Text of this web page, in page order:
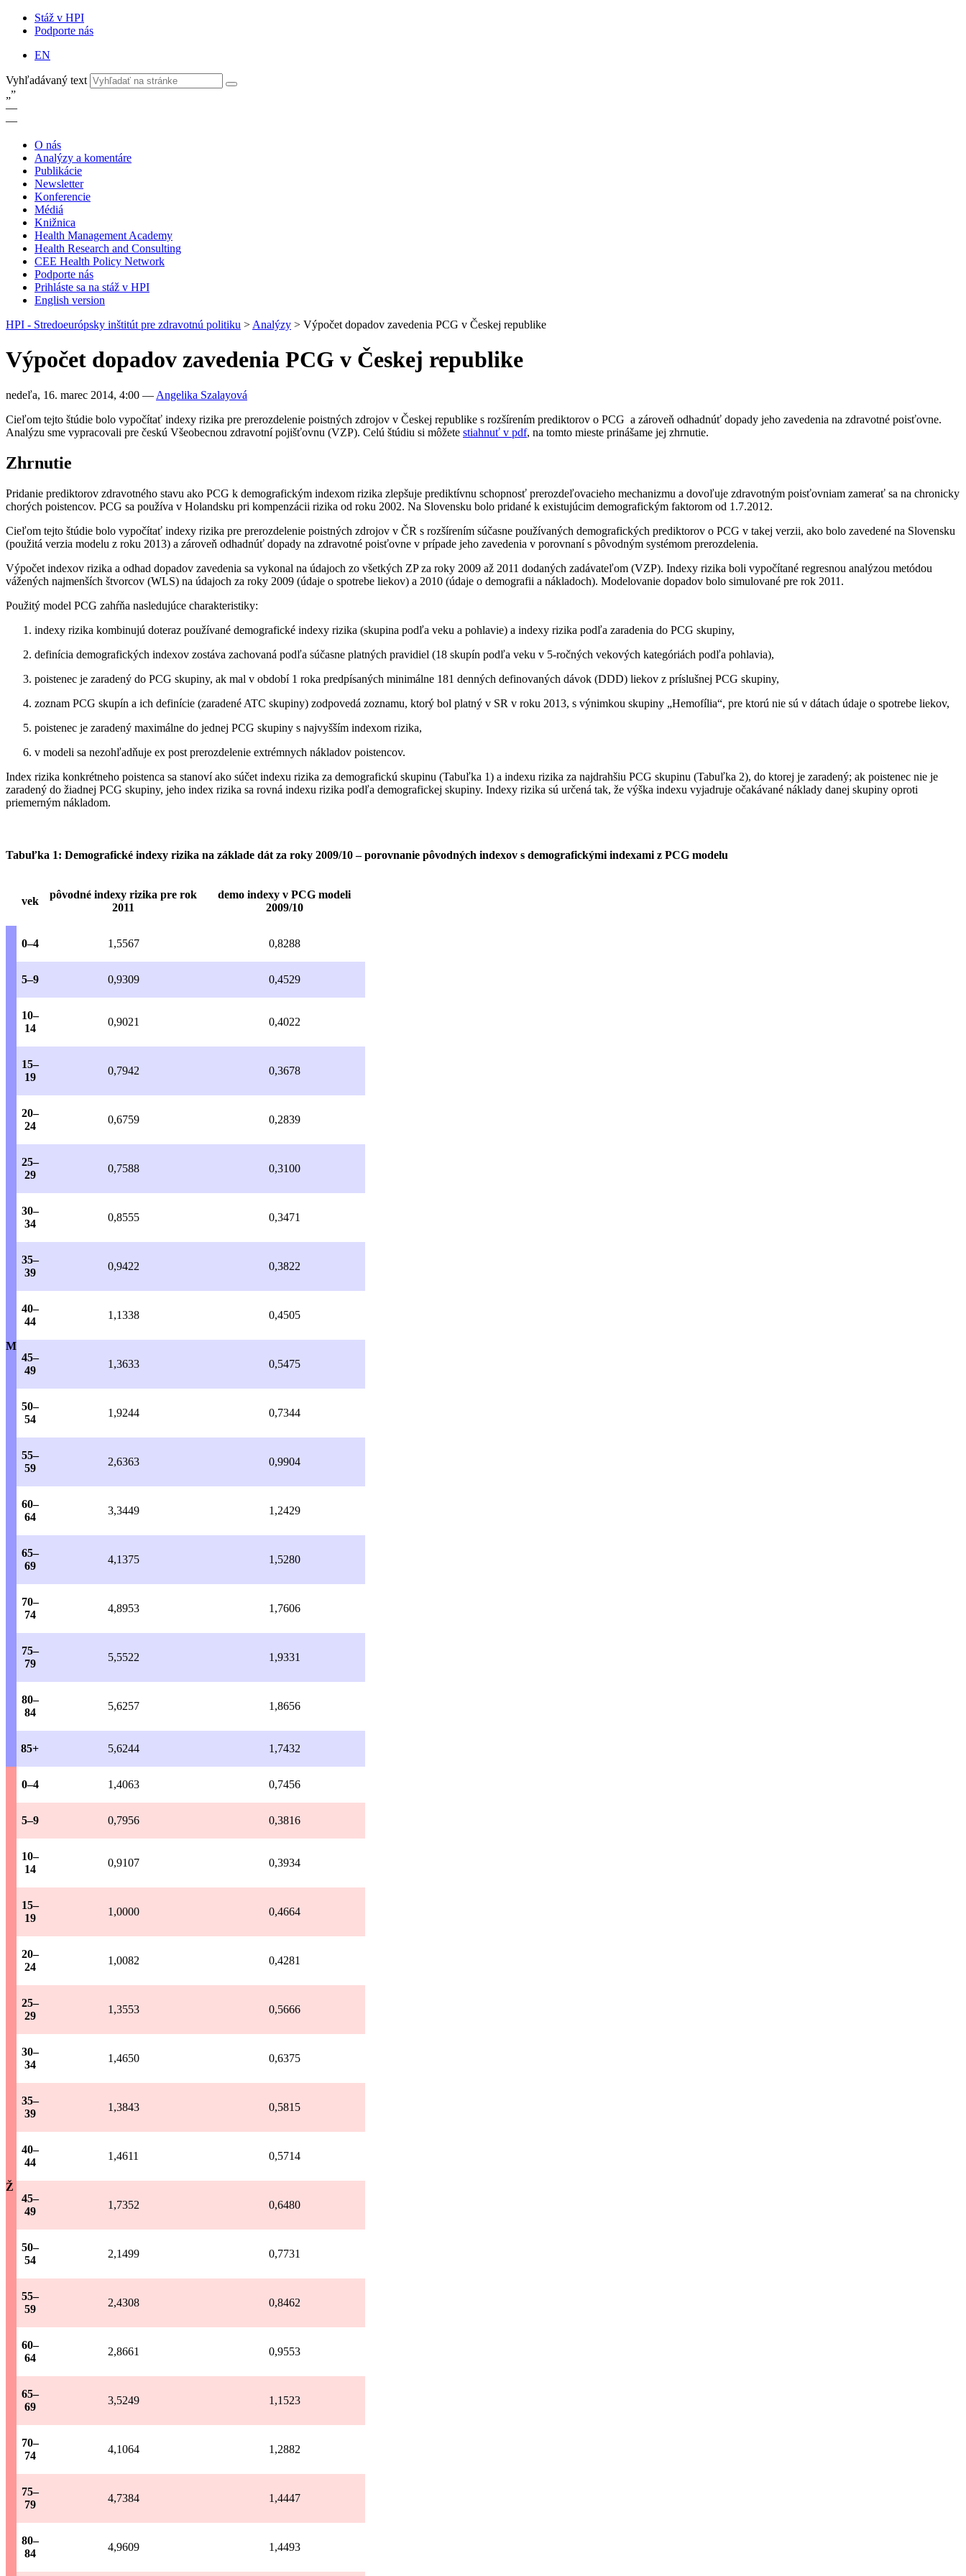
Stáž v HPI
Podporte nás
EN
Vyhľadávaný text
„”
—
—
O nás
Analýzy a komentáre
Publikácie
Newsletter
Konferencie
Médiá
Knižnica
Health Management Academy
Health Research and Consulting
CEE Health Policy Network
Podporte nás
Prihláste sa na stáž v HPI
English version
HPI - Stredoeurópsky inštitút pre zdravotnú politiku > Analýzy > Výpočet dopadov zavedenia PCG v Českej republike
Výpočet dopadov zavedenia PCG v Českej republike
nedeľa, 16. marec 2014, 4:00 — Angelika Szalayová
Cieľom tejto štúdie bolo vypočítať indexy rizika pre prerozdelenie poistných zdrojov v Českej republike s rozšírením prediktorov o PCG a zároveň odhadnúť dopady jeho zavedenia na zdravotné poisťovne.
Analýzu sme vypracovali pre českú Všeobecnou zdravotní pojišťovnu (VZP). Celú štúdiu si môžete stiahnuť v pdf, na tomto mieste prinášame jej zhrnutie.
Zhrnutie
Pridanie prediktorov zdravotného stavu ako PCG k demografickým indexom rizika zlepšuje prediktívnu schopnosť prerozdeľovacieho mechanizmu a dovoľuje zdravotným poisťovniam zamerať sa na chronicky
chorých poistencov. PCG sa používa v Holandsku pri kompenzácii rizika od roku 2002. Na Slovensku bolo pridané k existujúcim demografickým faktorom od 1.7.2012.
Cieľom tejto štúdie bolo vypočítať indexy rizika pre prerozdelenie poistných zdrojov v ČR s rozšírením súčasne používaných demografických prediktorov o PCG v takej verzii, ako bolo zavedené na Slovensku
(použitá verzia modelu z roku 2013) a zároveň odhadnúť dopady na zdravotné poisťovne v prípade jeho zavedenia v porovnaní s pôvodným systémom prerozdelenia.
Výpočet indexov rizika a odhad dopadov zavedenia sa vykonal na údajoch zo všetkých ZP za roky 2009 až 2011 dodaných zadávateľom (VZP). Indexy rizika boli vypočítané regresnou analýzou metódou
vážených najmenších štvorcov (WLS) na údajoch za roky 2009 (údaje o spotrebe liekov) a 2010 (údaje o demografii a nákladoch). Modelovanie dopadov bolo simulované pre rok 2011.
Použitý model PCG zahŕňa nasledujúce charakteristiky:
indexy rizika kombinujú doteraz používané demografické indexy rizika (skupina podľa veku a pohlavie) a indexy rizika podľa zaradenia do PCG skupiny,
definícia demografických indexov zostáva zachovaná podľa súčasne platných pravidiel (18 skupín podľa veku v 5-ročných vekových kategóriách podľa pohlavia),
poistenec je zaradený do PCG skupiny, ak mal v období 1 roka predpísaných minimálne 181 denných definovaných dávok (DDD) liekov z príslušnej PCG skupiny,
zoznam PCG skupín a ich definície (zaradené ATC skupiny) zodpovedá zoznamu, ktorý bol platný v SR v roku 2013, s výnimkou skupiny „Hemofília“, pre ktorú nie sú v dátach údaje o spotrebe liekov,
poistenec je zaradený maximálne do jednej PCG skupiny s najvyšším indexom rizika,
v modeli sa nezohľadňuje ex post prerozdelenie extrémnych nákladov poistencov.
Index rizika konkrétneho poistenca sa stanoví ako súčet indexu rizika za demografickú skupinu (Tabuľka 1) a indexu rizika za najdrahšiu PCG skupinu (Tabuľka 2), do ktorej je zaradený; ak poistenec nie je
zaradený do žiadnej PCG skupiny, jeho index rizika sa rovná indexu rizika podľa demografickej skupiny. Indexy rizika sú určená tak, že výška indexu vyjadruje očakávané náklady danej skupiny oproti
priemerným nákladom.
Tabuľka 1: Demografické indexy rizika na základe dát za roky 2009/10 – porovnanie pôvodných indexov s demografickými indexami z PCG modelu
vek
pôvodné indexy rizika pre rok
2011
demo indexy v PCG modeli
2009/10
M
0–4 1,5567 0,8288
5–9 0,9309 0,4529
10–
14
0,9021 0,4022
15–
19
0,7942 0,3678
20–
24
0,6759 0,2839
25–
29
0,7588 0,3100
30–
34
0,8555 0,3471
35–
39
0,9422 0,3822
40–
44
1,1338 0,4505
45–
49
1,3633 0,5475
50–
54
1,9244 0,7344
55–
59
2,6363 0,9904
60–
64
3,3449 1,2429
65–
69
4,1375 1,5280
70–
74
4,8953 1,7606
75–
79
5,5522 1,9331
80–
84
5,6257 1,8656
85+ 5,6244 1,7432
Ž
0–4 1,4063 0,7456
5–9 0,7956 0,3816
10–
14
0,9107 0,3934
15–
19
1,0000 0,4664
20–
24
1,0082 0,4281
25–
29
1,3553 0,5666
30–
34
1,4650 0,6375
35–
39
1,3843 0,5815
40–
44
1,4611 0,5714
45–
49
1,7352 0,6480
50–
54
2,1499 0,7731
55–
59
2,4308 0,8462
60–
64
2,8661 0,9553
65–
69
3,5249 1,1523
70–
74
4,1064 1,2882
75–
79
4,7384 1,4447
80–
84
4,9609 1,4493